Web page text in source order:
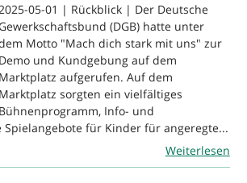
2025-05-01 | Rückblick | Der Deutsche
(DGB) hatte unter
Motto "Mach dich stark mit uns" zur
Demo und Kundgebung auf dem
Marktplatz aufgerufen. Auf dem
Marktplatz sorgten ein vielfältiges
Bühnenprogramm, Info- und
Spielangebote für Kinder für angeregte...
Weiterlesen